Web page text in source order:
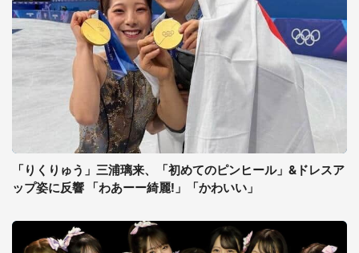
「りくりゅう」三浦璃来、「初めてのピンヒール」&ドレスア
ップ姿に反響 「わあーー綺麗!」「かわいい」